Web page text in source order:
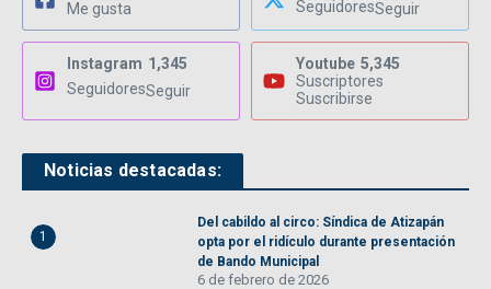
Me gusta
SeguidoresSeguir
Instagram 1,345
SeguidoresSeguir
Youtube 5,345
Suscriptores
Suscribirse
Noticias destacadas:
1
Del cabildo al circo: Síndica de Atizapán
opta por el ridículo durante presentación
de Bando Municipal
6 de febrero de 2026